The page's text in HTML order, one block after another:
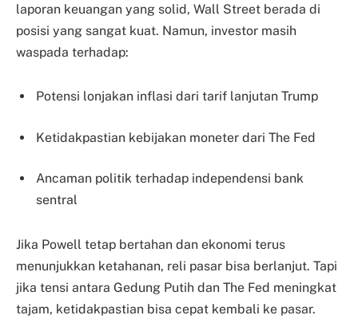
laporan keuangan yang solid, Wall Street berada di
posisi yang sangat kuat. Namun, investor masih
waspada terhadap:
Potensi lonjakan inflasi dari tarif lanjutan Trump
Ketidakpastian kebijakan moneter dari The Fed
Ancaman politik terhadap independensi bank
sentral
Jika Powell tetap bertahan dan ekonomi terus
menunjukkan ketahanan, reli pasar bisa berlanjut. Tapi
jika tensi antara Gedung Putih dan The Fed meningkat
tajam, ketidakpastian bisa cepat kembali ke pasar.